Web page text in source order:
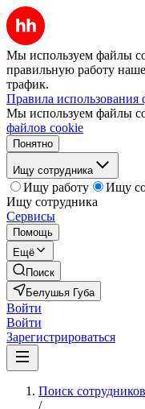
Мы используем файлы
правильную работу
трафик.
Правила использования
Мы используем файлы
файлов cookie
Понятно
Ищу сотрудника
Ищу работу
Ищу
Ищу сотрудника
Сервисы
Помощь
Ещё
Поиск
Белушья Губа
Войти
Войти
Зарегистрироваться
Поиск
/